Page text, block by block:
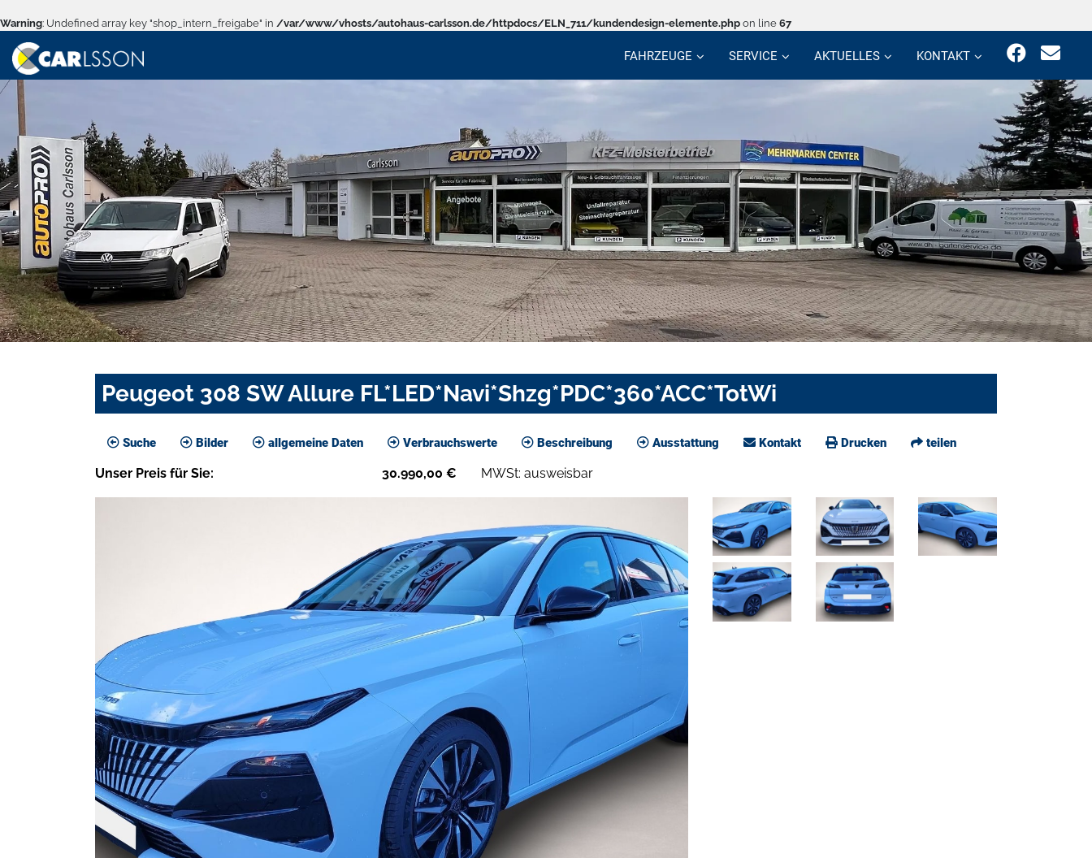
Warning: Undefined array key "shop_intern_freigabe" in /var/www/vhosts/autohaus-carlsson.de/httpdocs/ELN_711/kundendesign-elemente.php on line 67
FAHRZEUGE SERVICE AKTUELLES KONTAKT
Peugeot 308 SW Allure FL*LED*Navi*Shzg*PDC*360*ACC*TotWi
Suche Bilder allgemeine Daten Verbrauchswerte Beschreibung Ausstattung Kontakt Drucken teilen
Unser Preis für Sie: 30.990,00 € MWSt: ausweisbar